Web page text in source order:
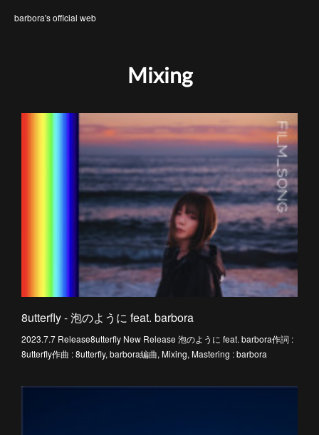
barbora's official web
Mixing
8utterfly - 泡のように feat. barbora
2023.7.7 Release8utterfly New Release 泡のように feat. barbora作詞 :
8utterfly作曲 : 8utterfly, barbora編曲, Mixing, Mastering : barbora